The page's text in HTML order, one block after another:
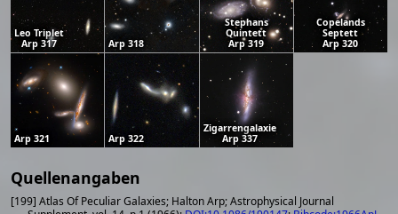
Leo Triplet
Arp 317
Arp 318
Stephans
Quintett
Arp 319
Copelands
Septett
Arp 320
Arp 321 Arp 322
Zigarrengalaxie
Arp 337
Quellenangaben
[199] Atlas Of Peculiar Galaxies; Halton Arp; Astrophysical Journal